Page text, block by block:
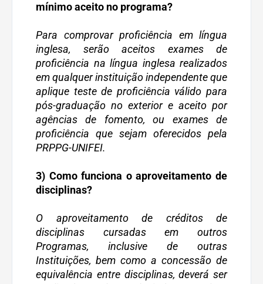
mínimo aceito no programa?
Para comprovar proficiência em língua
inglesa, serão aceitos exames de
proficiência na língua inglesa realizados
em qualquer instituição independente que
aplique teste de proficiência válido para
pós-graduação no exterior e aceito por
agências de fomento, ou exames de
proficiência que sejam oferecidos pela
PRPPG-UNIFEI.
3) Como funciona o aproveitamento de
disciplinas?
O aproveitamento de créditos de
disciplinas cursadas em outros
Programas, inclusive de outras
Instituições, bem como a concessão de
equivalência entre disciplinas, deverá ser